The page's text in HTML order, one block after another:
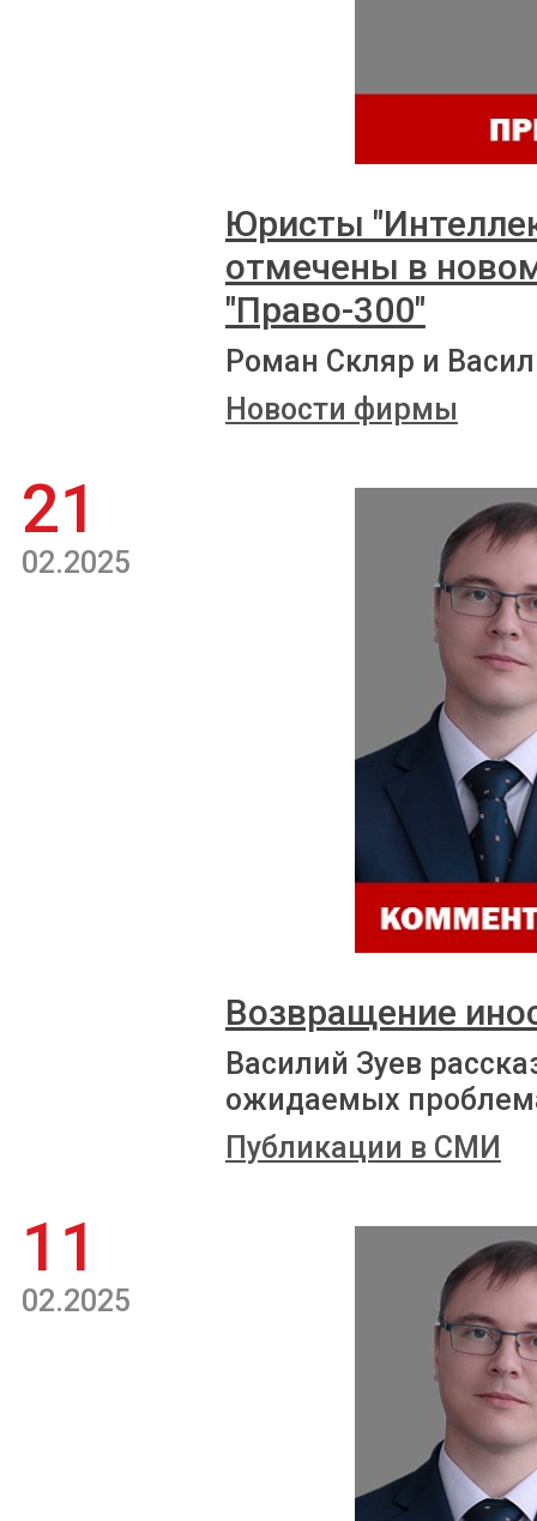
Юристы
отмечены в
"Право-300"
Роман Скляр и
Новости фирмы
21
02.2025
Возвращение
Василий Зуев
ожидаемых
Публикации в СМИ
11
02.2025